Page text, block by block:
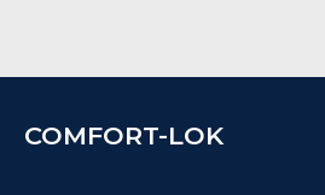
COMFORT-LOK